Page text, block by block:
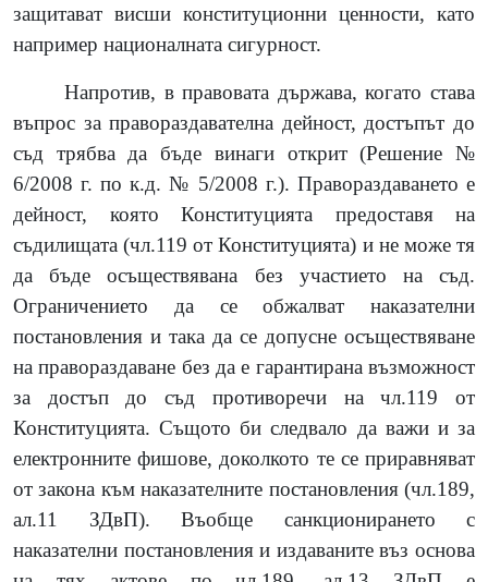
защитават висши конституционни ценности, като
например националната сигурност.
Напротив, в правовата държава, когато става
въпрос за правораздавателна дейност, достъпът до
съд трябва да бъде винаги открит (Решение №
6/2008 г. по к.д. № 5/2008 г.). Правораздаването е
дейност, която Конституцията предоставя на
съдилищата (чл.119 от Конституцията) и не може тя
да бъде осъществявана без участието на съд.
Ограничението да се обжалват наказателни
постановления и така да се допусне осъществяване
на правораздаване без да е гарантирана възможност
за достъп до съд противоречи на чл.119 от
Конституцията. Същото би следвало да важи и за
електронните фишове, доколкото те се приравняват
от закона към наказателните постановления (чл.189,
ал.11 ЗДвП).
Въобще санкционирането с
наказателни постановления и издаваните въз основа